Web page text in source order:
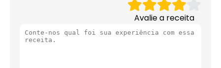
Avalie a receita